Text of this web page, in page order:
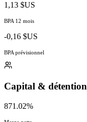
1,13 $US
BPA 12 mois
-0,16 $US
BPA prévisionnel
Capital & détention
871.02%